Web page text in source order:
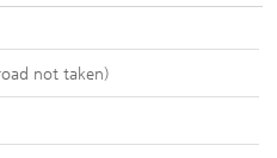
not taken)